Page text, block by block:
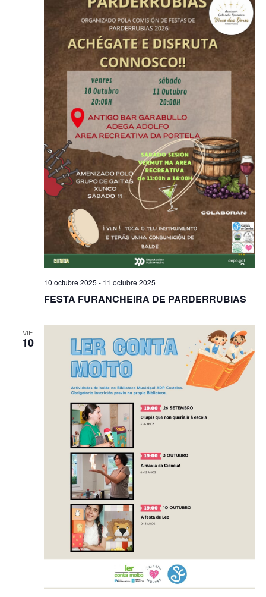
FESTA FURANCHEIRA DE PARDERRUBIAS
10 octubre 2025 - 11 octubre 2025
VIE
10